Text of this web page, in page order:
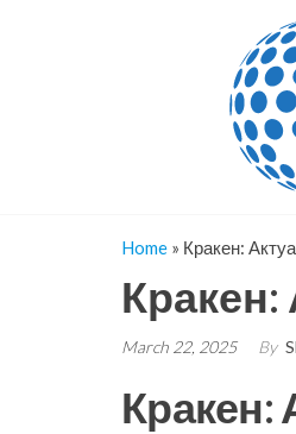
Home » Кракен:
March 22, 2025 By
Кракен: